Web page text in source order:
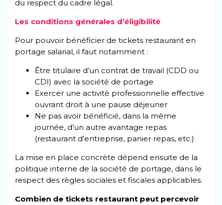
du respect du cadre légal.
Les conditions générales d’éligibilité
Pour pouvoir bénéficier de tickets restaurant en
portage salarial, il faut notamment :
Être titulaire d’un contrat de travail (CDD ou
CDI) avec la société de portage
Exercer une activité professionnelle effective
ouvrant droit à une pause déjeuner
Ne pas avoir bénéficié, dans la même
journée, d’un autre avantage repas
(restaurant d’entreprise, panier repas, etc.)
La mise en place concrète dépend ensuite de la
politique interne de la société de portage, dans le
respect des règles sociales et fiscales applicables.
Combien de tickets restaurant peut percevoir